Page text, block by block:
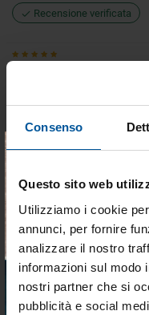
Consenso
Questo sito web
Utilizziamo i cookie
annunci, per fornire
analizzare il nostro
informazioni sul modo
nostri partner che si
pubblicità e social
Recensione verificata
tutto perfetto.
28/07/2026
Spettacolari!!!
Recensione verificata